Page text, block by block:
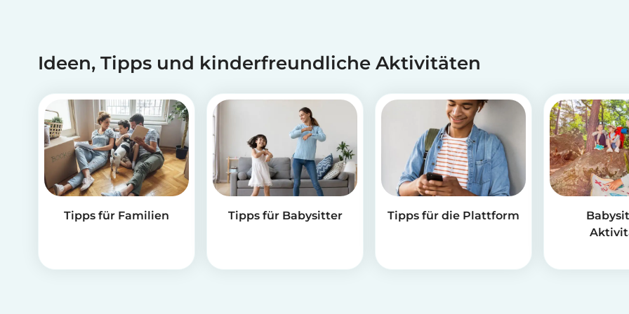
Ideen, Tipps und kinderfreundliche Aktivitäten
Tipps für Familien Tipps für Babysitter Tipps für die Plattform